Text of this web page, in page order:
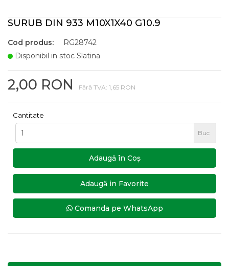
SURUB DIN 933 M10X1X40 G10.9
Cod produs:
RG28742
Disponibil in stoc Slatina
2,00 RON Fără TVA: 1,65 RON
Cantitate
Buc
Adaugă în Coş
Adaugă in Favorite
Comanda pe WhatsApp